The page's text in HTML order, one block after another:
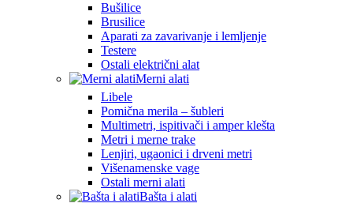
Bušilice
Brusilice
Aparati za zavarivanje i lemljenje
Testere
Ostali električni alat
Merni alati
Libele
Pomična merila – šubleri
Multimetri, ispitivači i amper klešta
Metri i merne trake
Lenjiri, ugaonici i drveni metri
Višenamenske vage
Ostali merni alati
Bašta i alati